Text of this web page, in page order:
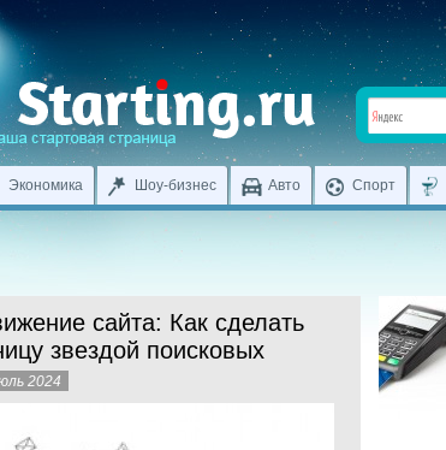
Экономика Шоу-бизнес Авто Спорт
сайта: Как сделать
звездой поисковых
2024